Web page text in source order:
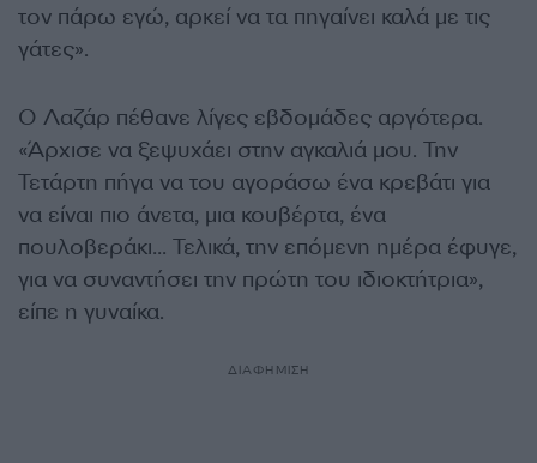
τον πάρω εγώ, αρκεί να τα πηγαίνει καλά με τις
γάτες».
Ο Λαζάρ πέθανε λίγες εβδομάδες αργότερα.
«Άρχισε να ξεψυχάει στην αγκαλιά μου. Την
Τετάρτη πήγα να του αγοράσω ένα κρεβάτι για
να είναι πιο άνετα, μια κουβέρτα, ένα
πουλοβεράκι… Τελικά, την επόμενη ημέρα έφυγε,
για να συναντήσει την πρώτη του ιδιοκτήτρια»,
είπε η γυναίκα.
ΔΙΑΦΗΜΙΣΗ